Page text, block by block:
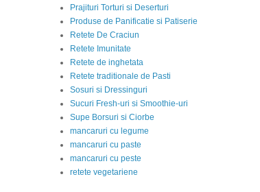
Prajituri Torturi si Deserturi
Produse de Panificatie si Patiserie
Retete De Craciun
Retete Imunitate
Retete de inghetata
Retete traditionale de Pasti
Sosuri si Dressinguri
Sucuri Fresh-uri si Smoothie-uri
Supe Borsuri si Ciorbe
mancaruri cu legume
mancaruri cu paste
mancaruri cu peste
retete vegetariene